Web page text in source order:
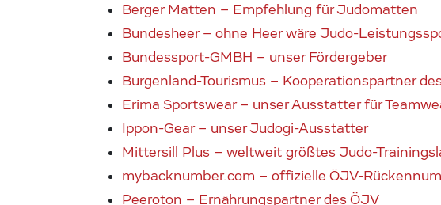
Berger Matten – Empfehlung für Judomatten
Bundesheer – ohne Heer wäre Judo-
Bundessport-GMBH – unser Fördergeber
Burgenland-Tourismus – Kooperationspartner
Erima Sportswear – unser Ausstatter für
Ippon-Gear – unser Judogi-Ausstatter
Mittersill Plus – weltweit größtes Judo-
mybacknumber.com – offizielle ÖJV-
Peeroton – Ernährungspartner des ÖJV